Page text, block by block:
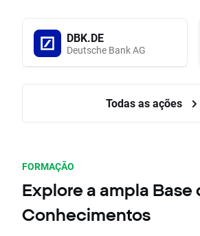
DBK.DE
Deutsche Bank AG
Todas as ações
FORMAÇÃO
Explore a ampla Base
Conhecimentos